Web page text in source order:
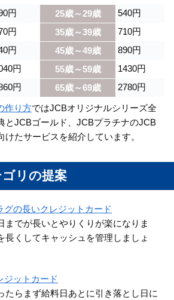
円 25歳～29歳
540円
円 35歳～39歳
710円
円 45歳～49歳
890円
円 55歳～59歳
1430円
円 65歳～69歳 2780円
作り方ではJCBオリジナルシリーズ全
とJCBゴールド、JCBプラチナのJCB
けたサービスを紹介しています。
リの提案
グの長いクレジットカード
までが長いとやりくりが楽になりま
長くしてキャッシュを管理しましょ
ジットカード
たらまず給料日あとに引き落とし日に